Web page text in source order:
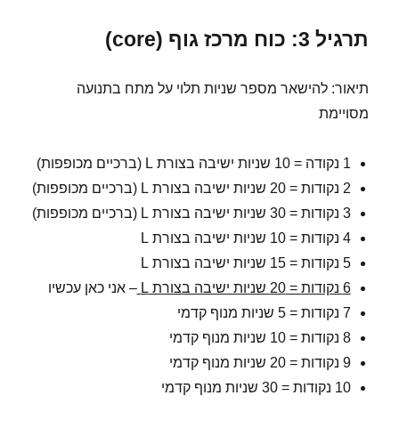
תרגיל 3: כוח מרכז גוף (core)
תיאור: להישאר מספר שניות תלוי על מתח בתנועה
מסויימת
1 נקודה = 10 שניות ישיבה בצורת L (ברכיים מכופפות)
2 נקודות = 20 שניות ישיבה בצורת L (ברכיים מכופפות)
3 נקודות = 30 שניות ישיבה בצורת L (ברכיים מכופפות)
4 נקודות = 10 שניות ישיבה בצורת L
5 נקודות = 15 שניות ישיבה בצורת L
6 נקודות = 20 שניות ישיבה בצורת L
– אני כאן עכשיו
7 נקודות = 5 שניות מנוף קדמי
8 נקודות = 10 שניות מנוף קדמי
9 נקודות = 20 שניות מנוף קדמי
10 נקודות = 30 שניות מנוף קדמי